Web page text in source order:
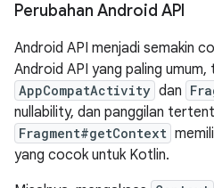
Perubahan Android API
Android API menjadi semakin
Android API yang paling umum,
AppCompatActivity dan
nullability, dan panggilan
Fragment#getContext
yang cocok untuk Kotlin.